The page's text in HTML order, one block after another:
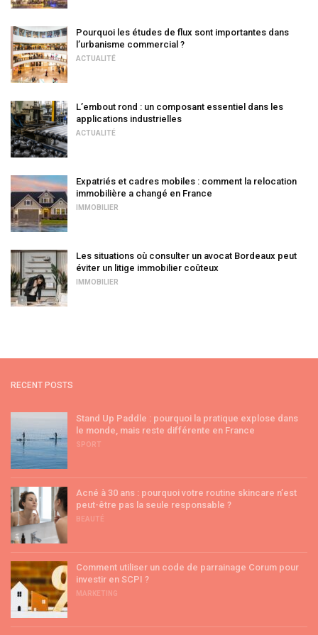
Pourquoi les études de flux sont importantes dans
l’urbanisme commercial ?
ACTUALITÉ
L’embout rond : un composant essentiel dans les
applications industrielles
ACTUALITÉ
Expatriés et cadres mobiles : comment la relocation
immobilière a changé en France
IMMOBILIER
Les situations où consulter un avocat Bordeaux peut
éviter un litige immobilier coûteux
IMMOBILIER
RECENT POSTS
Stand Up Paddle : pourquoi la pratique explose dans
le monde, mais reste différente en France
SPORT
Acné à 30 ans : pourquoi votre routine skincare n’est
peut-être pas la seule responsable ?
BEAUTÉ
Comment utiliser un code de parrainage Corum pour
investir en SCPI ?
MARKETING